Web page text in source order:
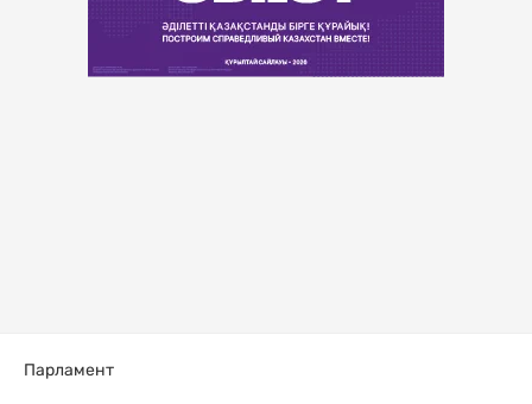
Парламент